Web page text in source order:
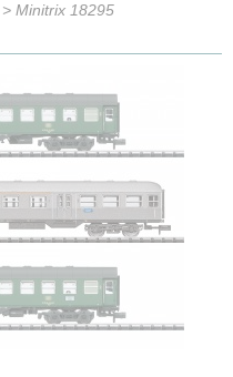
> Minitrix 18295